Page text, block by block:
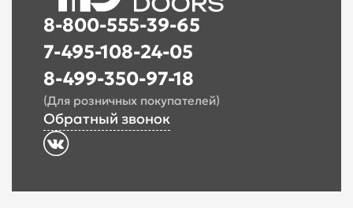
8-800-555-39-65
7-495-108-24-05
8-499-350-97-18
(Для розничных покупателей)
Обратный звонок